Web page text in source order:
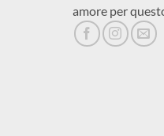
amore per